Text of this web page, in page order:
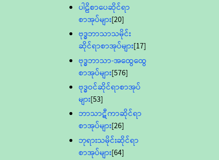
ပါဠိစာပေဆိုင်ရာ
စာအုပ်များ[20]
ဗုဒ္ဓဘာသာသမိုင်း
ဆိုင်ရာစာအုပ်များ[17]
ဗုဒ္ဓဘာသာ-အထွေထွေ
စာအုပ်များ[576]
ဗုဒ္ဓဝင်ဆိုင်ရာစာအုပ်
များ[53]
ဘာသာဋီကာဆိုင်ရာ
စာအုပ်များ[26]
ဘုရားသမိုင်းဆိုင်ရာ
စာအုပ်များ[64]